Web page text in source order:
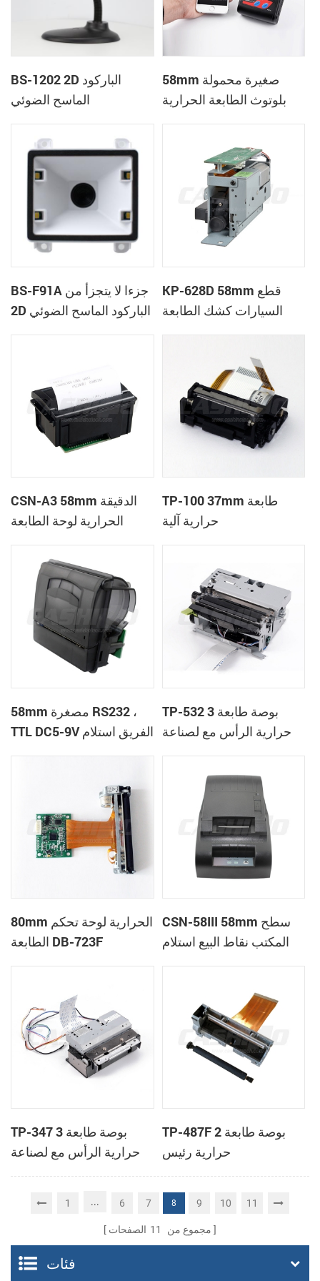
BS-1202 2D الباركود
الماسح الضوئي
58mm صغيرة محمولة
بلوتوث الطابعة الحرارية
BS-F91A جزءا لا يتجزأ من
2D الباركود الماسح الضوئي
KP-628D 58mm قطع
السيارات كشك الطابعة
CSN-A3 58mm الدقيقة
الحرارية لوحة الطابعة
TP-100 37mm طابعة
حرارية آلية
58mm مصغرة RS232 ،
TTL DC5-9V الفريق استلام
TP-532 3 بوصة طابعة
حرارية الرأس مع لصناعة
80mm الحرارية لوحة تحكم
الطابعة DB-723F
CSN-58III 58mm سطح
المكتب نقاط البيع استلام
TP-347 3 بوصة طابعة
حرارية الرأس مع لصناعة
السيارات في القاطع
TP-487F 2 بوصة طابعة
حرارية رئيس
1 ... 6 7 8 9 10 11
مجموع من 11 الصفحات
فئات